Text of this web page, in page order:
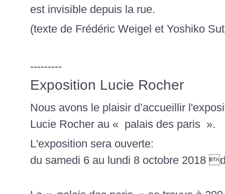
est invisible depuis la rue.
(texte de Frédéric Weigel et Yoshiko
---------
Exposition Lucie Rocher
Nous avons le plaisir d’accueillir
Lucie Rocher au « palais des paris ».
L'exposition sera ouverte:
du samedi 6 au lundi 8 octobre 2018